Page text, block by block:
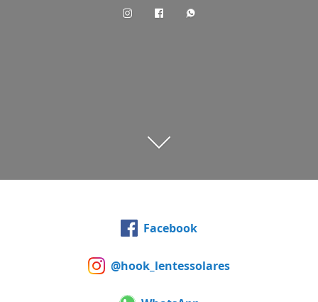
Facebook
@hook_lentessolares